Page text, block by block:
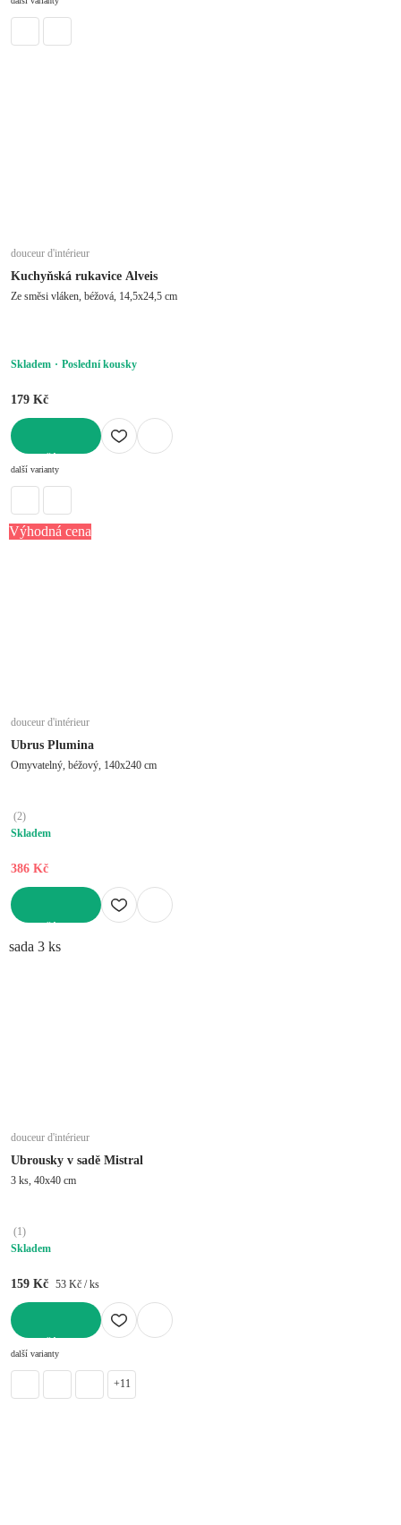
douceur d'intérieur
Kuchyňská rukavice Alveis
Ze směsi vláken, béžová, 14,5x24,5 cm
Skladem Poslední kousky
179 Kč
další varianty
Výhodná cena
douceur d'intérieur
Ubrus Plumina
Omyvatelný, béžový, 140x240 cm
(2)
Skladem
386 Kč
sada 3 ks
douceur d'intérieur
Ubrousky v sadě Mistral
3 ks, 40x40 cm
(1)
Skladem
159 Kč 53 Kč / ks
další varianty
+11